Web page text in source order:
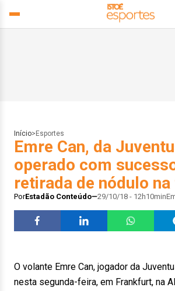
Início> Esportes
Emre Can, da
operado com
retirada de nódulo
PorEstadão Conteúdo 29/10/18 - 12h10min
O volante Emre Can, jogador da
nesta segunda-feira, em Frankfurt, na